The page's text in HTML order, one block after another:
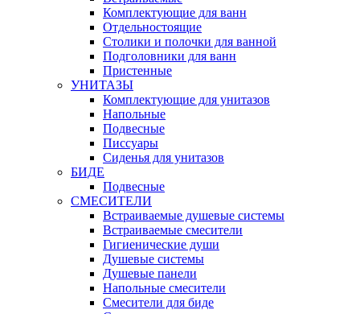
Комплектующие для ванн
Отдельностоящие
Столики и полочки для ванной
Подголовники для ванн
Пристенные
УНИТАЗЫ
Комплектующие для унитазов
Напольные
Подвесные
Писсуары
Сиденья для унитазов
БИДЕ
Подвесные
СМЕСИТЕЛИ
Встраиваемые душевые системы
Встраиваемые смесители
Гигиенические души
Душевые системы
Душевые панели
Напольные смесители
Смесители для биде